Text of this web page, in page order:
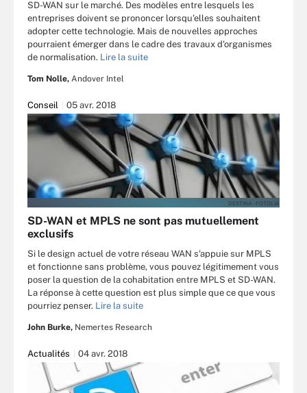
SD-WAN sur le marché. Des modèles entre lesquels les
entreprises doivent se prononcer lorsqu'elles souhaitent
adopter cette technologie. Mais de nouvelles approches
pourraient émerger dans le cadre des travaux d'organismes
de normalisation. Lire la suite
Tom Nolle, Andover Intel
Conseil 05 avr. 2018
DESTINA - FOTOLIA
SD-WAN et MPLS ne sont pas mutuellement
exclusifs
Si le design actuel de votre réseau WAN s'appuie sur MPLS
et fonctionne sans problème, vous pouvez légitimement vous
poser la question de la cohabitation entre MPLS et SD-WAN.
La réponse à cette question est plus simple que ce que vous
pourriez penser. Lire la suite
John Burke, Nemertes Research
Actualités 04 avr. 2018